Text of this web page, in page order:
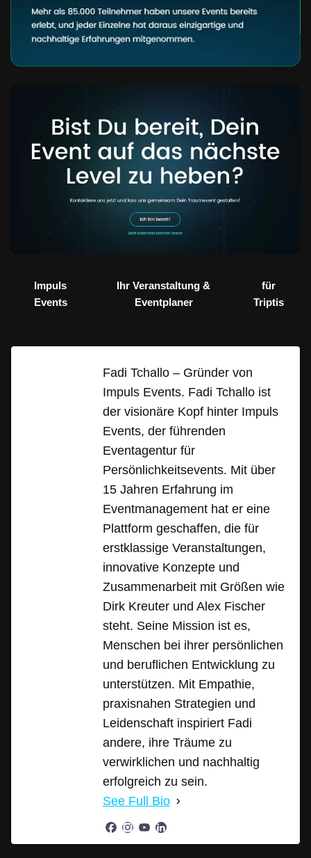
Impuls
Events
Ihr Veranstaltung &
Eventplaner
für
Triptis
Fadi Tchallo – Gründer von
Impuls Events. Fadi Tchallo ist
der visionäre Kopf hinter Impuls
Events, der führenden
Eventagentur für
Persönlichkeitsevents. Mit über
15 Jahren Erfahrung im
Eventmanagement hat er eine
Plattform geschaffen, die für
erstklassige Veranstaltungen,
innovative Konzepte und
Zusammenarbeit mit Größen wie
Dirk Kreuter und Alex Fischer
steht. Seine Mission ist es,
Menschen bei ihrer persönlichen
und beruflichen Entwicklung zu
unterstützen. Mit Empathie,
praxisnahen Strategien und
Leidenschaft inspiriert Fadi
andere, ihre Träume zu
verwirklichen und nachhaltig
erfolgreich zu sein.
See Full Bio